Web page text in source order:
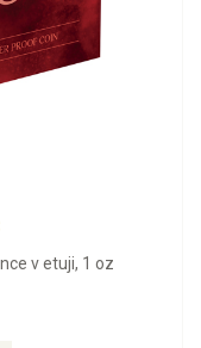
v etuji, 1 oz